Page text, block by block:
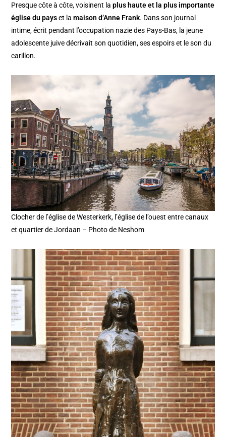
Presque côte à côte, voisinent laplus haute et la plus importante
église du payset lamaison d’Anne Frank. Dans son journal
intime, écrit pendant l’occupation nazie des Pays-Bas, la jeune
adolescente juive décrivait son quotidien, ses espoirs et le son du
carillon.
Clocher de l’église de Westerkerk, l’église de l’ouest entre canaux
et quartier de Jordaan – Photo de Neshom